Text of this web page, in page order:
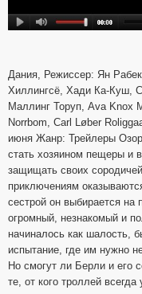
Дания, Режиссер: Ян
Хиллингсё, Хади Ка-Куш,
Маллинг Торуп, Ava Knox
Norrbom, Carl Løber
июня Жанр: Трейлеры
стать хозяином пещеры и
защищать своих
приключениям
сестрой он выбирается на
огромный, незнакомый и
начиналось как шалость,
испытание, где им нужно
Но смогут ли Берли и его
те, от кого троллей всегда